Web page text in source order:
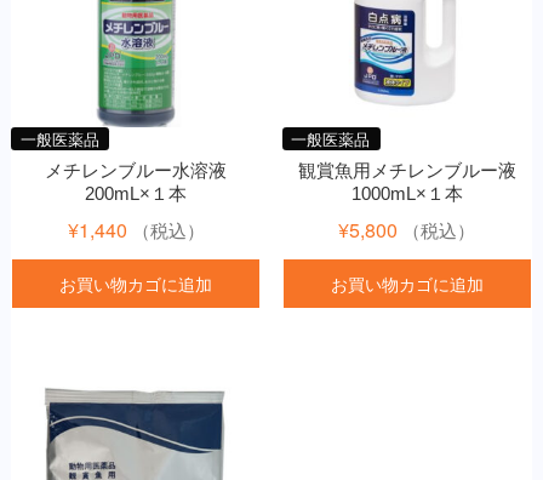
一般医薬品
メチレンブルー水溶液
200mL×１本
¥1,440 （税込）
お買い物カゴに追加
一般医薬品
観賞魚用メチレンブルー液
1000mL×１本
¥5,800 （税込）
お買い物カゴに追加